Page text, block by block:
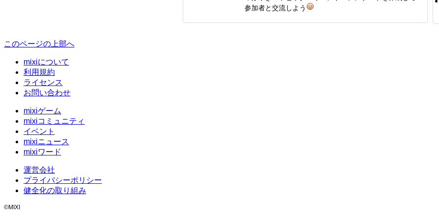
参加者と交流しよう
このページの上部へ
mixiについて
利用規約
ライセンス
お問い合わせ
mixiゲーム
mixiコミュニティ
イベント
mixiニュース
mixiワード
運営会社
プライバシーポリシー
健全化の取り組み
©MIXI